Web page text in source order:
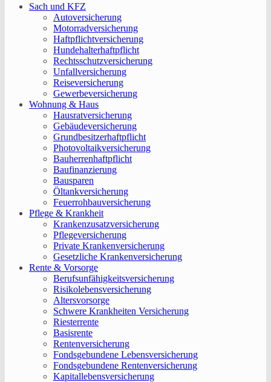
Sach und KFZ
Autoversicherung
Motorradversicherung
Haftpflichtversicherung
Hundehalterhaftpflicht
Rechtsschutzversicherung
Unfallversicherung
Reiseversicherung
Gewerbeversicherung
Wohnung & Haus
Hausratversicherung
Gebäudeversicherung
Grundbesitzerhaftpflicht
Photovoltaikversicherung
Bauherrenhaftpflicht
Baufinanzierung
Bausparen
Öltankversicherung
Feuerrohbauversicherung
Pflege & Krankheit
Krankenzusatzversicherung
Pflegeversicherung
Private Krankenversicherung
Gesetzliche Krankenversicherung
Rente & Vorsorge
Berufs­unfähigkeitsversicherung
Risikolebensversicherung
Altersvorsorge
Schwere Krankheiten Versicherung
Riesterrente
Basisrente
Rentenversicherung
Fondsgebundene Lebensversicherung
Fondsgebundene Rentenversicherung
Kapitallebensversicherung